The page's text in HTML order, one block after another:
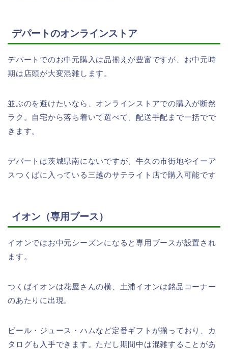
デパートのオンラインストア
デパートでのお中元購入は品揃えが豊富ですが、お中元時
期は店頭が大変混雑します。
並ぶのを避けたいなら、オンラインストアでの購入が断然
ラク。自宅から落ち着いて選べて、配送手配まで一括でで
きます。
デパートは茨城県南にないですが、牛久の市街地やイーア
スつくばに入っている三越のサテライト店で購入可能です
イオン（専用ブース）
イオンではお中元シーズンになると専用ブースが設置され
ます。
つくばイオンは花屋さんの横、土浦イオンは銘品コーナー
のあたりに出現。
ビール・ジュース・ハムなど定番ギフトが揃っており、カ
タログも入手できます。ただし期間中は混雑することがあ